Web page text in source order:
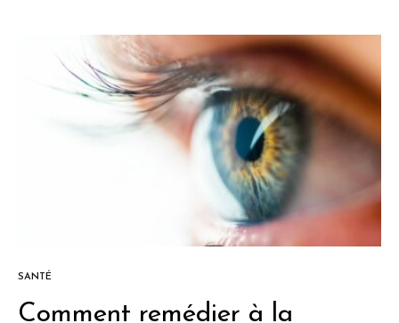
SANTÉ
Comment remédier à la